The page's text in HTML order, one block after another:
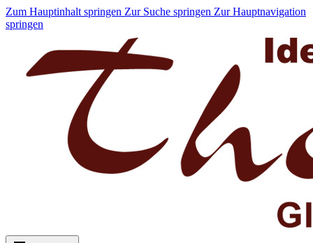
Zum Hauptinhalt springen Zur Suche springen Zur Hauptnavigation
springen